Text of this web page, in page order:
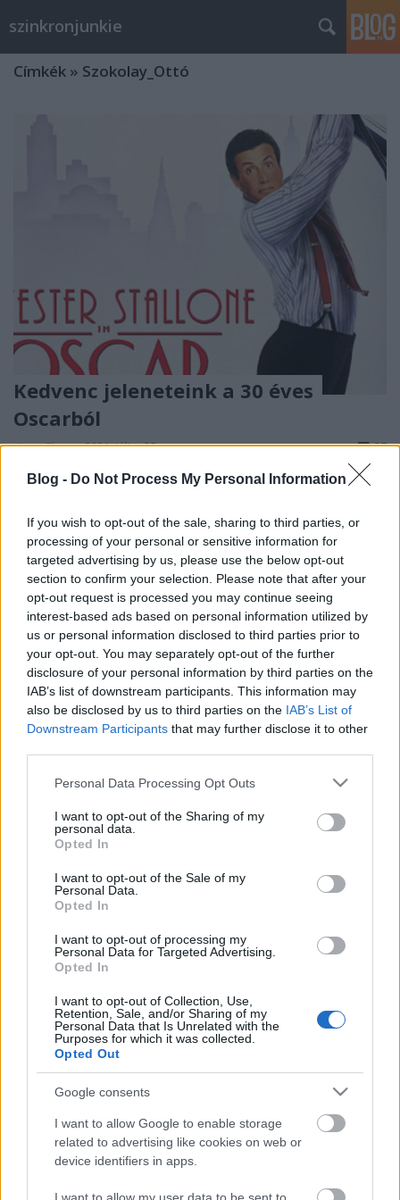
Blog - Do Not Process My Personal Information
If you wish to opt-out of the sale, sharing to third parties, or
processing of your personal or sensitive information for
targeted advertising by us, please use the below opt-out
section to confirm your selection. Please note that after your
opt-out request is processed you may continue seeing
interest-based ads based on personal information utilized by
us or personal information disclosed to third parties prior to
your opt-out. You may separately opt-out of the further
disclosure of your personal information by third parties on the
IAB’s list of downstream participants. This information may
also be disclosed by us to third parties on the IAB’s List of
Downstream Participants that may further disclose it to other
Please note that this website/app uses one or more Google
not limited to your visit or usage behaviour. You may click to
grant or deny consent to Google and its third-party tags to
use your data for below specified purposes in below Google
consent section.
Personal Data Processing Opt Outs
I want to opt-out of the Sharing of my
personal data.
Opted In
I want to opt-out of the Sale of my
Personal Data.
Opted In
I want to opt-out of processing my
Personal Data for Targeted Advertising.
Opted In
I want to opt-out of Collection, Use,
Retention, Sale, and/or Sharing of my
Personal Data that Is Unrelated with the
Purposes for which it was collected.
Opted Out
Google consents
I want to allow Google to enable storage
related to advertising like cookies on web or
device identifiers in apps.
szinkronjunkie
Címkék » Szokolay_Ottó
Kedvenc jeleneteink a 30 éves
Oscarból
Karsa Tímea•2021. július 25. 27
30 éve már annak, hogy bemutatták
tengerentúlon nem lett túl népszerű, mi sem
bizonyítja ezt jobban, mint hogy a megszokottal
ellentétben alig írt róla az internet népe
érdekességeket. Addig-addig ástunk, hogy pár
meglepő információt be tudjunk…
20 éves a Patch Adams
paddyd•2018. december 25.
Egy megosztó filmet hoztam ma, ami egy igaz
történet alapján készült, de mégsem hívható
életrajzi filmnek, hiszen Hollywood jócskán
felturbózta és képernyő-képessé tette a sztorit (mint
Oscar-díjas Robin Williams személyesített meg a
filmben,…